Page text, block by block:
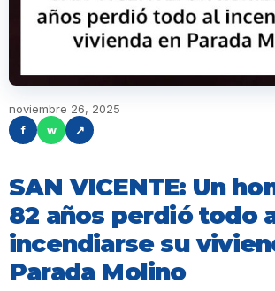
noviembre 26, 2025
f
w ↗
SAN VICENTE: Un
82 años perdió todo
incendiarse su
Parada Molino